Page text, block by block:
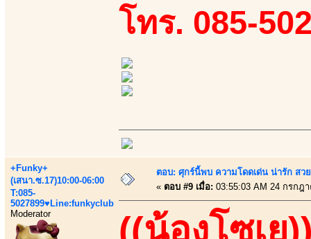
โทร. 085-
+Funky+
(เสนา.ซ.17)10:00-06:00
T:085-
5027899♥Line:funkyclub
Moderator
ตอบ: ศุกร์นี้พบ ความโดดเด่น น่ารัก สว
« ตอบ #9 เมื่อ: 03:55:03 AM 24 กรกฎ
((น้องโซเย